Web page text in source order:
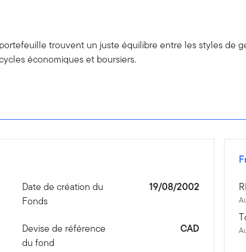
trouvent un juste équilibre entre les styles de
économiques et boursiers.
Date de création du
Fonds
19/08/2002
Devise de référence
du fond
CAD